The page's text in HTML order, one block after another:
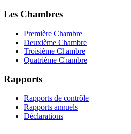
Les Chambres
Première Chambre
Deuxième Chambre
Troisième Chambre
Quatrième Chambre
Rapports
Rapports de contrôle
Rapports annuels
Déclarations